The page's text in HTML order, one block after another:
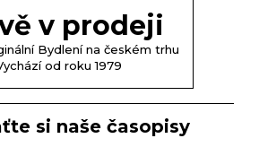
v prodeji
Bydlení na českém trhu
od roku 1979
si naše časopisy